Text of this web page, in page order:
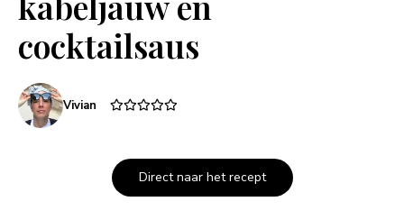
cocktailsaus
Vivian
Direct naar het recept